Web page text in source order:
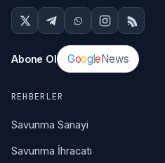
Abone Ol GoogleNews
REHBERLER
Savunma Sanayi
Savunma İhracatı